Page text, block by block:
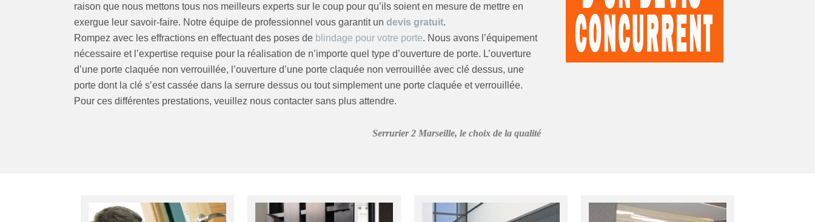
raison que nous mettons tous nos meilleurs experts sur le coup pour qu’ils soient en mesure de mettre en
exergue leur savoir-faire. Notre équipe de professionnel vous garantit un devis gratuit.
Rompez avec les effractions en effectuant des poses de blindage pour votre porte. Nous avons l’équipement
nécessaire et l’expertise requise pour la réalisation de n’importe quel type d’ouverture de porte. L’ouverture
d’une porte claquée non verrouillée, l’ouverture d’une porte claquée non verrouillée avec clé dessus, une
porte dont la clé s’est cassée dans la serrure dessus ou tout simplement une porte claquée et verrouillée.
Pour ces différentes prestations, veuillez nous contacter sans plus attendre.
Serrurier 2 Marseille, le choix de la qualité